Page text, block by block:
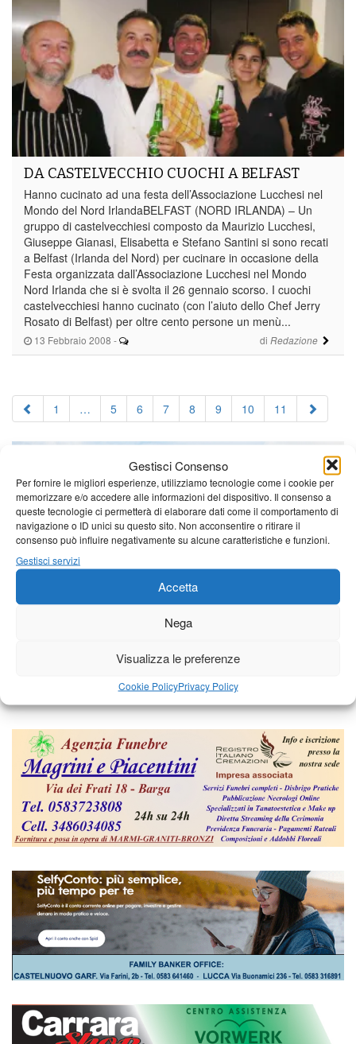
Gestisci Consenso
Per fornire le migliori esperienze, utilizziamo tecnologie come i cookie per
memorizzare e/o accedere alle informazioni del dispositivo. Il consenso a
queste tecnologie ci permetterà di elaborare dati come il comportamento di
navigazione o ID unici su questo sito. Non acconsentire o ritirare il
consenso può influire negativamente su alcune caratteristiche e funzioni.
Gestisci servizi
Accetta
Nega
Visualizza le preferenze
Cookie PolicyPrivacy Policy
13 Febbraio 2008 - di Redazione
DA CASTELVECCHIO CUOCHI A BELFAST
Hanno cucinato ad una festa dell’Associazione Lucchesi nel
Mondo del Nord IrlandaBELFAST (NORD IRLANDA) – Un
gruppo di castelvecchiesi composto da Maurizio Lucchesi,
Giuseppe Gianasi, Elisabetta e Stefano Santini si sono recati
a Belfast (Irlanda del Nord) per cucinare in occasione della
Festa organizzata dall’Associazione Lucchesi nel Mondo
Nord Irlanda che si è svolta il 26 gennaio scorso. I cuochi
castelvecchiesi hanno cucinato (con l’aiuto dello Chef Jerry
Rosato di Belfast) per oltre cento persone un menù...
1 … 5 6 7 8 9 10 11